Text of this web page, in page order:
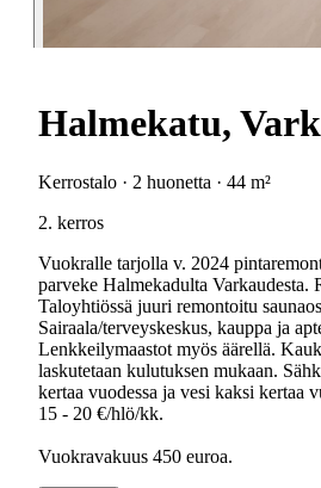
Halmekatu,
Kerrostalo · 2 huonetta · 44 m²
2. kerros
Vuokralle tarjolla v. 2024
parveke Halmekadulta Varkaudesta.
Taloyhtiössä juuri remontoitu
Sairaala/terveyskeskus, kauppa ja
Lenkkeilymaastot myös äärellä.
laskutetaan kulutuksen mukaan.
kertaa vuodessa ja vesi kaksi kertaa
15 - 20 €/hlö/kk.
Vuokravakuus 450 euroa.